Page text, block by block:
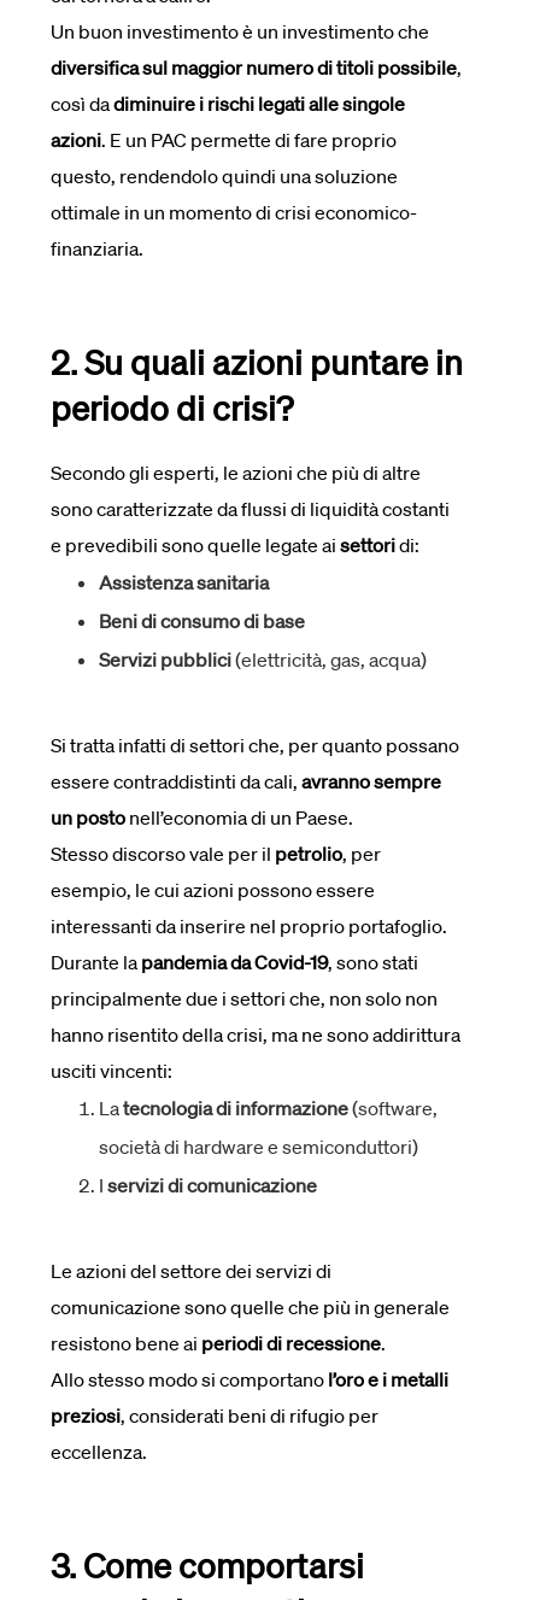
Un buon investimento è un investimento che
diversifica sul maggior numero di titoli possibile,
così dadiminuire i rischi legati alle singole
azioni. E un PAC permette di fare proprio
questo, rendendolo quindi una soluzione
ottimale in un momento di crisi economico-
finanziaria.
2. Su quali azioni puntare in
periodo di crisi?
Secondo gli esperti, le azioni che più di altre
sono caratterizzate da flussi di liquidità costanti
e prevedibili sono quelle legate aisettoridi:
Assistenza sanitaria
Beni di consumo di base
Servizi pubblici(elettricità, gas, acqua)
Si tratta infatti di settori che, per quanto possano
essere contraddistinti da cali,avranno sempre
un posto nell’economia di un Paese.
Stesso discorso vale per il petrolio, per
esempio, le cui azioni possono essere
interessanti da inserire nel proprio portafoglio.
Durante la pandemia da Covid-19, sono stati
principalmente due i settori che, non solo non
hanno risentito della crisi, ma ne sono addirittura
usciti vincenti:
Latecnologia di informazione(software,
società di hardware e semiconduttori)
Iservizi di comunicazione
Le azioni del settore dei servizi di
comunicazione sono quelle che più in generale
resistono bene ai periodi di recessione.
Allo stesso modo si comportano l’oro e i metalli
preziosi, considerati beni di rifugio per
eccellenza.
3. Come comportarsi